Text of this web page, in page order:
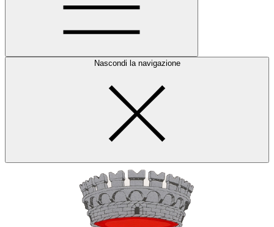
Nascondi la navigazione